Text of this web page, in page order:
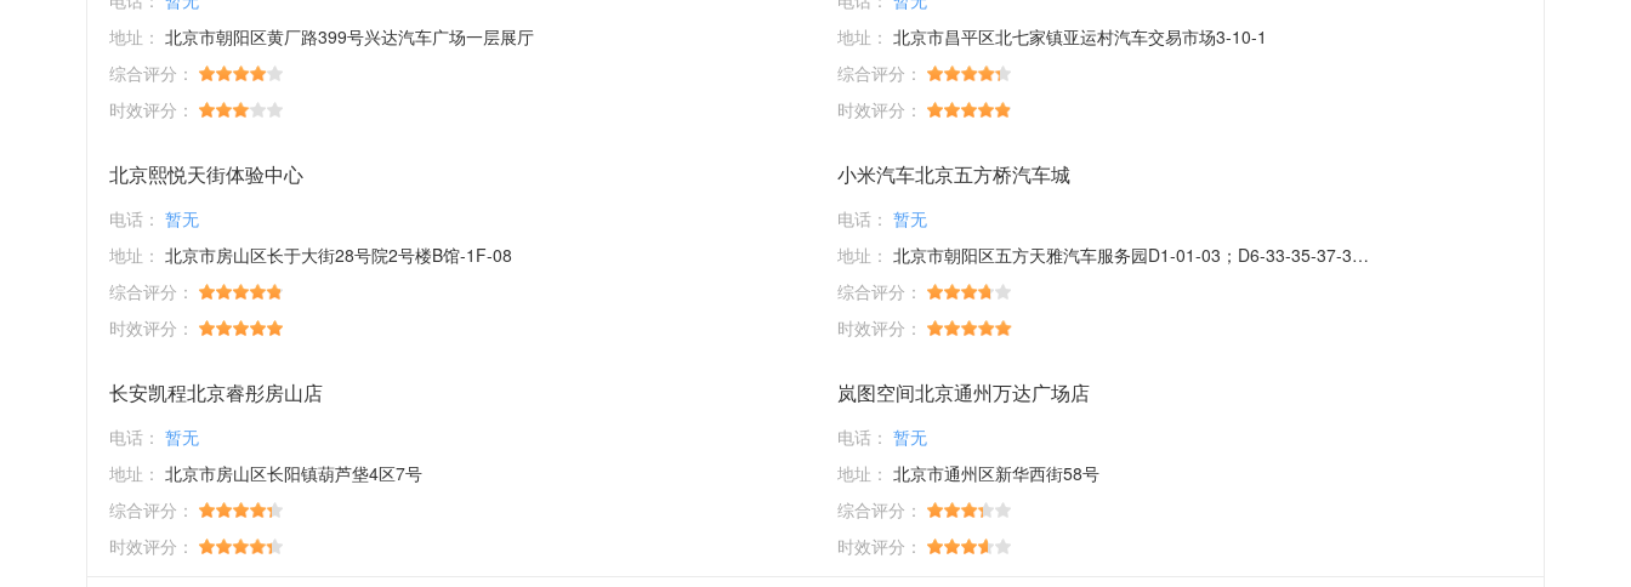
地址： 北京市朝阳区黄厂路399号兴达汽车广场一层展厅
综合评分：
时效评分：
地址： 北京市昌平区北七家镇亚运村汽车交易市场3-10-1
综合评分：
时效评分：
北京熙悦天街体验中心
电话： 暂无
地址： 北京市房山区长于大街28号院2号楼B馆-1F-08
综合评分：
时效评分：
小米汽车北京五方桥汽车城
电话： 暂无
地址： 北京市朝阳区五方天雅汽车服务园D1-01-03；D6-33-35-37-39-41-43-45-47-49-51；D7-42-46-48-50-52-56-58-60-62-66
综合评分：
时效评分：
长安凯程北京睿彤房山店
电话： 暂无
地址： 北京市房山区长阳镇葫芦垡4区7号
综合评分：
时效评分：
岚图空间北京通州万达广场店
电话： 暂无
地址： 北京市通州区新华西街58号
综合评分：
时效评分：